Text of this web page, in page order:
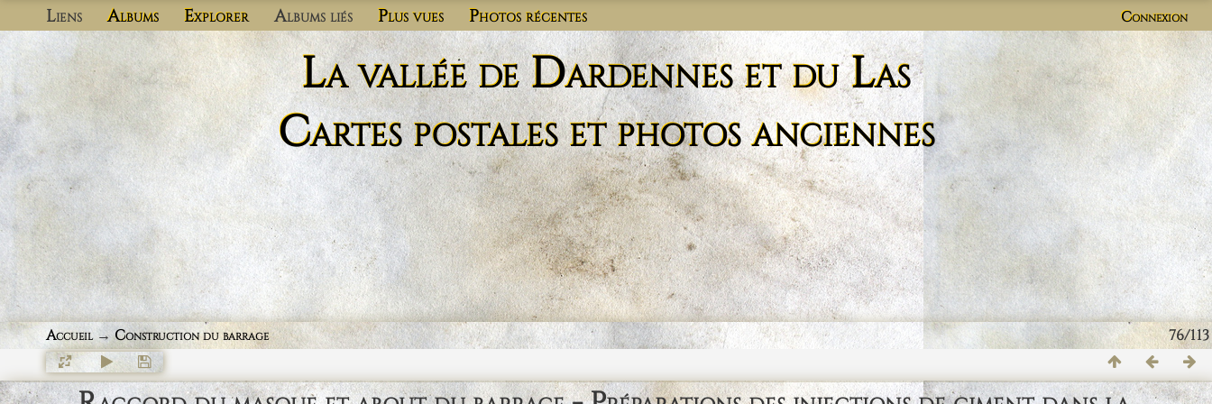
Liens Albums Explorer Albums liés Plus vues Photos récentes Connexion
La vallée de Dardennes et du Las
Cartes postales et photos anciennes
76/113
Accueil→Construction du barrage